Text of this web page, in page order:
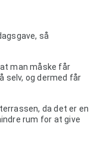
så
man måske får
selv, og dermed får
da det er en
rum for at give